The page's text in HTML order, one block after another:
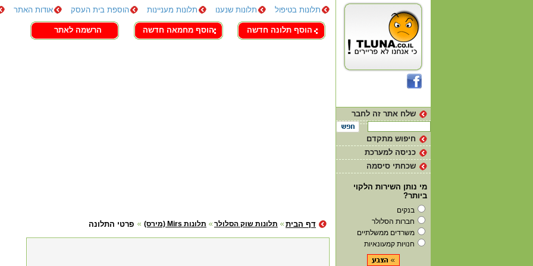
תלונות בטיפול תלונות שנענו תלונות מעניינות הוספת בית העסק אודות האתר
צור קשר
הוסף תלונה חדשה הוסף מחמאה חדשה הרשמה לאתר
פרטי התלונה תלונות Mirs (מירס) תלונות שוק הסלולר דף הבית
שלח אתר זה לחבר
חיפוש מתקדם
כניסה למערכת
שכחתי סיסמה
מי נותן השירות הלקוי
ביותר?
בנקים
חברות הסלולר
משרדים ממשלתיים
חנויות קמעונאיות